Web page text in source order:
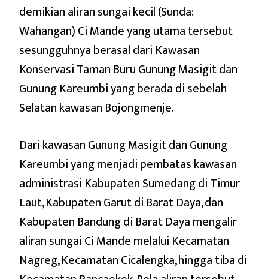
demikian aliran sungai kecil (Sunda:
Wahangan) Ci Mande yang utama tersebut
sesungguhnya berasal dari Kawasan
Konservasi Taman Buru Gunung Masigit dan
Gunung Kareumbi yang berada di sebelah
Selatan kawasan Bojongmenje.
Dari kawasan Gunung Masigit dan Gunung
Kareumbi yang menjadi pembatas kawasan
administrasi Kabupaten Sumedang di Timur
Laut, Kabupaten Garut di Barat Daya, dan
Kabupaten Bandung di Barat Daya mengalir
aliran sungai Ci Mande melalui Kecamatan
Nagreg, Kecamatan Cicalengka, hingga tiba di